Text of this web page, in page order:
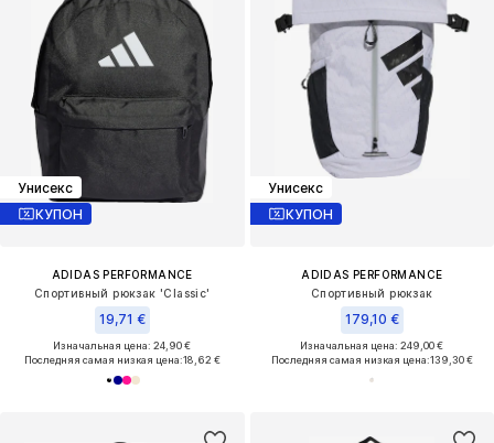
Унисекс
КУПОН
ADIDAS PERFORMANCE
Спортивный рюкзак 'Classic'
19,71 €
Изначальная цена: 24,90 €
Последняя самая низкая цена:18,62 €
Унисекс
КУПОН
ADIDAS PERFORMANCE
Спортивный рюкзак
179,10 €
Изначальная цена: 249,00 €
Последняя самая низкая цена:139,30 €